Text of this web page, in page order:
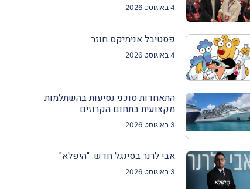
4 באוגוסט 2026
פסטיבל אנימיקס חוזר
4 באוגוסט 2026
התאחדות סוכני נסיעות בהשתלמות
מקצועית בתחום הקרוזים
3 באוגוסט 2026
אבי לרנר בסינגל חדש: "היפלא"
3 באוגוסט 2026